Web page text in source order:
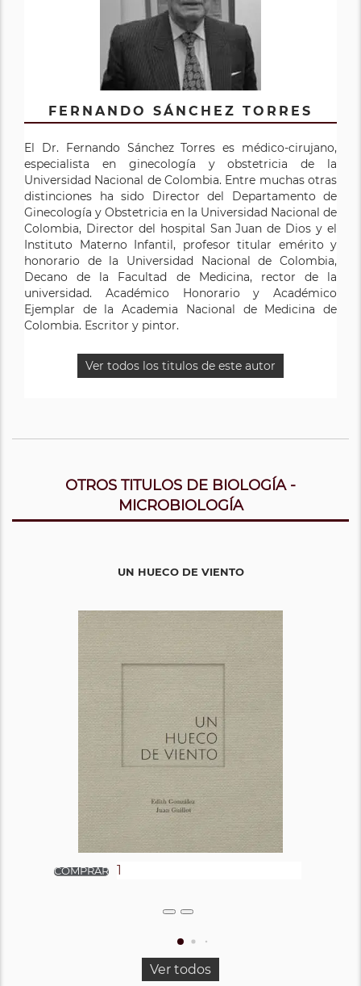
FERNANDO SÁNCHEZ TORRES
El Dr. Fernando Sánchez Torres es médico-cirujano,
especialista en ginecología y obstetricia de la
Universidad Nacional de Colombia. Entre muchas otras
distinciones ha sido Director del Departamento de
Ginecología y Obstetricia en la Universidad Nacional de
Colombia, Director del hospital San Juan de Dios y el
Instituto Materno Infantil, profesor titular emérito y
honorario de la Universidad Nacional de Colombia,
Decano de la Facultad de Medicina, rector de la
universidad. Académico Honorario y Académico
Ejemplar de la Academia Nacional de Medicina de
Colombia. Escritor y pintor.
Ver todos los titulos de este autor
OTROS TITULOS DE BIOLOGÍA -
MICROBIOLOGÍA
UN HUECO DE VIENTO
Ver todos